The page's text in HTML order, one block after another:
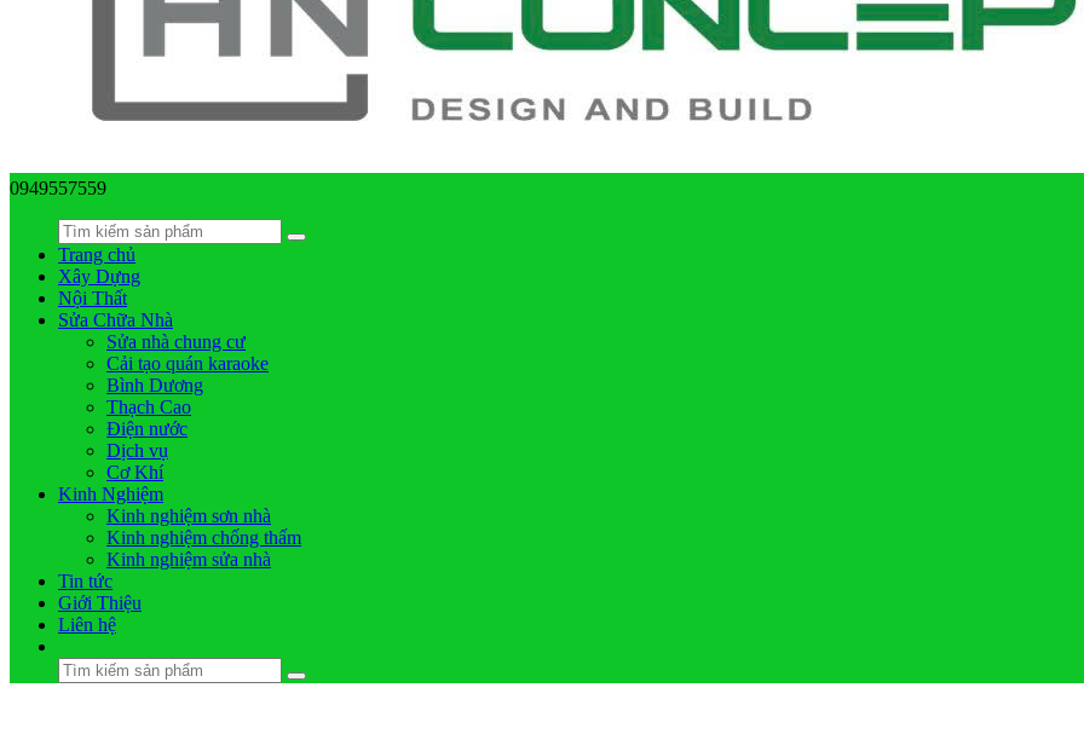
0949557559
Trang chủ
Xây Dựng
Nội Thất
Sửa Chữa Nhà
Sửa nhà chung cư
Cải tạo quán karaoke
Bình Dương
Thạch Cao
Điện nước
Dịch vụ
Cơ Khí
Kinh Nghiệm
Kinh nghiệm sơn nhà
Kinh nghiệm chống thấm
Kinh nghiệm sửa nhà
Tin tức
Giới Thiệu
Liên hệ